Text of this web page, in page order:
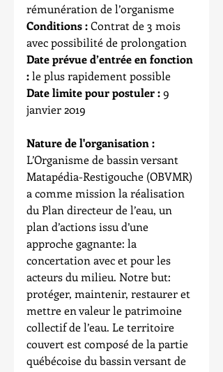
rémunération de l’organisme
Conditions : Contrat de 3 mois
avec possibilité de prolongation
Date prévue d’entrée en fonction
: le plus rapidement possible
Date limite pour postuler : 9
janvier 2019
Nature de l'organisation :
L’Organisme de bassin versant
Matapédia-Restigouche (OBVMR)
a comme mission la réalisation
du Plan directeur de l’eau, un
plan d’actions issu d’une
approche gagnante: la
concertation avec et pour les
acteurs du milieu. Notre but:
protéger, maintenir, restaurer et
mettre en valeur le patrimoine
collectif de l’eau. Le territoire
couvert est composé de la partie
québécoise du bassin versant de